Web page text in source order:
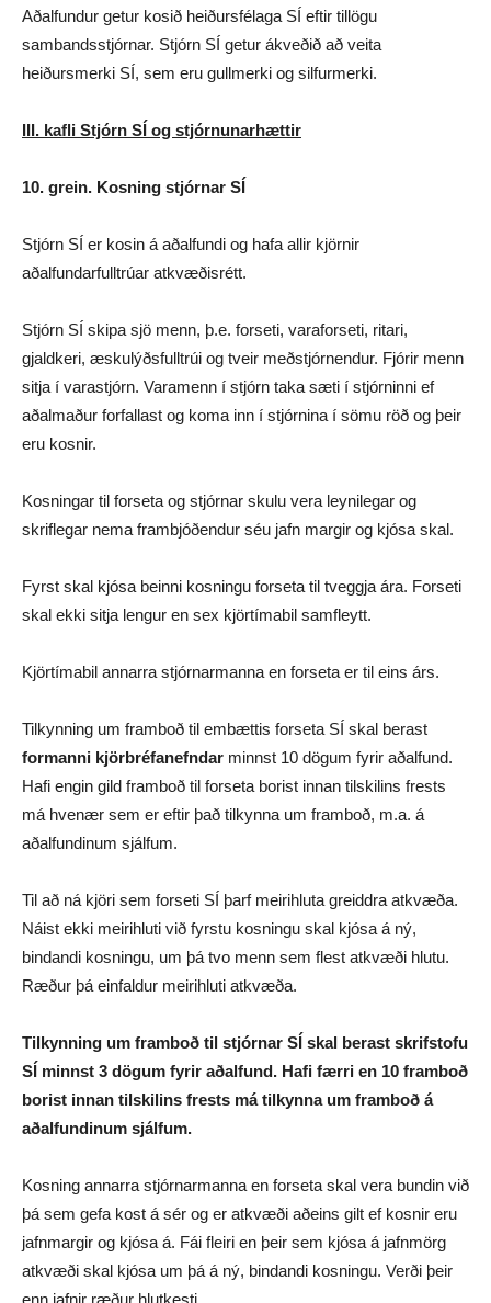
Aðalfundur getur kosið heiðursfélaga SÍ eftir tillögu
sambandsstjórnar. Stjórn SÍ getur ákveðið að veita
heiðursmerki SÍ, sem eru gullmerki og silfurmerki.
III. kafli Stjórn SÍ og stjórnunarhættir
10. grein. Kosning stjórnar SÍ
Stjórn SÍ er kosin á aðalfundi og hafa allir kjörnir
aðalfundarfulltrúar atkvæðisrétt.
Stjórn SÍ skipa sjö menn, þ.e. forseti, varaforseti, ritari,
gjaldkeri, æskulýðsfulltrúi og tveir meðstjórnendur. Fjórir menn
sitja í varastjórn. Varamenn í stjórn taka sæti í stjórninni ef
aðalmaður forfallast og koma inn í stjórnina í sömu röð og þeir
eru kosnir.
Kosningar til forseta og stjórnar skulu vera leynilegar og
skriflegar nema frambjóðendur séu jafn margir og kjósa skal.
Fyrst skal kjósa beinni kosningu forseta til tveggja ára. Forseti
skal ekki sitja lengur en sex kjörtímabil samfleytt.
Kjörtímabil annarra stjórnarmanna en forseta er til eins árs.
Tilkynning um framboð til embættis forseta SÍ skal berast
formanni kjörbréfanefndar minnst 10 dögum fyrir aðalfund.
Hafi engin gild framboð til forseta borist innan tilskilins frests
má hvenær sem er eftir það tilkynna um framboð, m.a. á
aðalfundinum sjálfum.
Til að ná kjöri sem forseti SÍ þarf meirihluta greiddra atkvæða.
Náist ekki meirihluti við fyrstu kosningu skal kjósa á ný,
bindandi kosningu, um þá tvo menn sem flest atkvæði hlutu.
Ræður þá einfaldur meirihluti atkvæða.
Tilkynning um framboð til stjórnar SÍ skal berast skrifstofu
SÍ minnst 3 dögum fyrir aðalfund. Hafi færri en 10 framboð
borist innan tilskilins frests má tilkynna um framboð á
aðalfundinum sjálfum.
Kosning annarra stjórnarmanna en forseta skal vera bundin við
þá sem gefa kost á sér og er atkvæði aðeins gilt ef kosnir eru
jafnmargir og kjósa á. Fái fleiri en þeir sem kjósa á jafnmörg
atkvæði skal kjósa um þá á ný, bindandi kosningu. Verði þeir
enn jafnir ræður hlutkesti.